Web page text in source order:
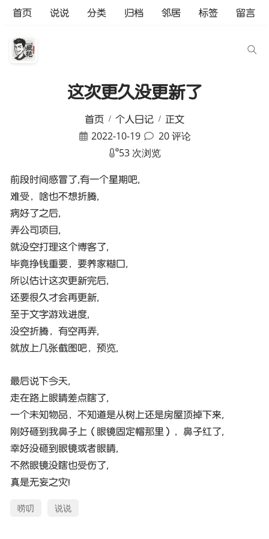
首页 说说 分类 归档 邻居 标签 留言
这次更久没更新了
首页 个人日记 正文
2022-10-19
20 评论
53 次浏览
前段时间感冒了,有一个星期吧,
难受，啥也不想折腾,
病好了之后,
弄公司项目,
就没空打理这个博客了,
毕竟挣钱重要，要养家糊口,
所以估计这次更新完后,
还要很久才会再更新,
至于文字游戏进度,
没空折腾，有空再弄,
就放上几张截图吧，预览,
最后说下今天,
走在路上眼睛差点瞎了,
一个未知物品，不知道是从树上还是房屋顶掉下来,
刚好砸到我鼻子上（眼镜固定帽那里），鼻子红了,
幸好没砸到眼镜或者眼睛,
不然眼镜没瞎也受伤了,
真是无妄之灾!
唠叨 说说